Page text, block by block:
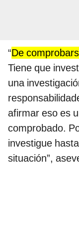
“De
Tiene que
una
afirmar eso es
comprobado.
investigue
situación”,